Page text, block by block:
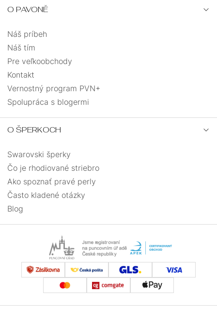
O PAVONĚ
Náš príbeh
Náš tím
Pre veľkoobchody
Kontakt
Vernostný program PVN+
Spolupráca s blogermi
O ŠPERKOCH
Swarovski šperky
Čo je rhodiované striebro
Ako spoznať pravé perly
Často kladené otázky
Blog